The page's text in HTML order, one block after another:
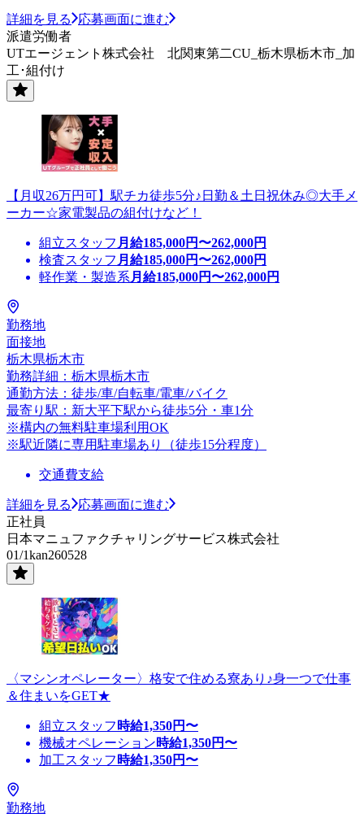
詳細を見る
応募画面に進む
派遣労働者
UTエージェント株式会社 北関東第二CU_栃木県栃木市_加
工･組付け
【月収26万円可】駅チカ徒歩5分♪日勤＆土日祝休み◎大手メ
ーカー☆家電製品の組付けなど！
組立スタッフ 月給185,000円〜262,000円
検査スタッフ 月給185,000円〜262,000円
軽作業・製造系 月給185,000円〜262,000円
勤務地
面接地
栃木県栃木市
勤務詳細：栃木県栃木市
通勤方法：徒歩/車/自転車/電車/バイク
最寄り駅：新大平下駅から徒歩5分・車1分
※構内の無料駐車場利用OK
※駅近隣に専用駐車場あり（徒歩15分程度）
交通費支給
詳細を見る
応募画面に進む
正社員
日本マニュファクチャリングサービス株式会社
01/1kan260528
〈マシンオペレーター〉格安で住める寮あり♪身一つで仕事
＆住まいをGET★
組立スタッフ 時給1,350円〜
機械オペレーション時給1,350円〜
加工スタッフ 時給1,350円〜
勤務地